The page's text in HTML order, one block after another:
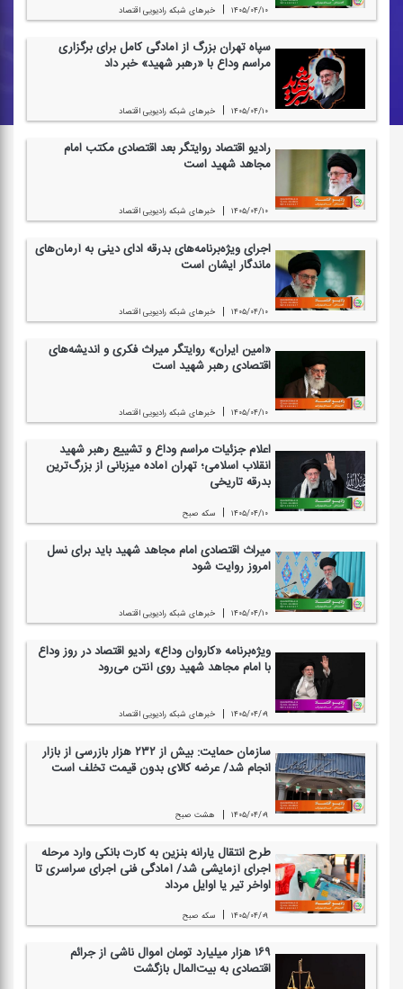
۱۴۰۵/۰۴/۱۰ | خبرهای شبكه رادیویی اقتصاد
سپاه تهران بزرگ از آمادگی كامل برای برگزاری
مراسم وداع با «رهبر شهید» خبر داد
۱۴۰۵/۰۴/۱۰ | خبرهای شبكه رادیویی اقتصاد
رادیو اقتصاد روایتگر بعد اقتصادی مكتب امام
مجاهد شهید است
۱۴۰۵/۰۴/۱۰ | خبرهای شبكه رادیویی اقتصاد
اجرای ویژه‌برنامه‌های بدرقه ادای دینی به آرمان‌های
ماندگار ایشان است
۱۴۰۵/۰۴/۱۰ | خبرهای شبكه رادیویی اقتصاد
«امین ایران» روایتگر میراث فكری و اندیشه‌های
اقتصادی رهبر شهید است
۱۴۰۵/۰۴/۱۰ | خبرهای شبكه رادیویی اقتصاد
اعلام جزئیات مراسم وداع و تشییع رهبر شهید
انقلاب اسلامی؛ تهران آماده میزبانی از بزرگ‌ترین
بدرقه تاریخی
۱۴۰۵/۰۴/۱۰ | سكه صبح
میراث اقتصادی امام مجاهد شهید باید برای نسل
امروز روایت شود
۱۴۰۵/۰۴/۱۰ | خبرهای شبكه رادیویی اقتصاد
ویژه‌برنامه «كاروان وداع» رادیو اقتصاد در روز وداع
با امام مجاهد شهید روی آنتن می‌رود
۱۴۰۵/۰۴/۰۹ | خبرهای شبكه رادیویی اقتصاد
سازمان حمایت: بیش از ۲۳۲ هزار بازرسی از بازار
انجام شد/ عرضه كالای بدون قیمت تخلف است
۱۴۰۵/۰۴/۰۹ | هشت صبح
طرح انتقال یارانه بنزین به كارت بانكی وارد مرحله
اجرای آزمایشی شد/ آمادگی فنی اجرای سراسری تا
اواخر تیر یا اوایل مرداد
۱۴۰۵/۰۴/۰۹ | سكه صبح
۱۶۹ هزار میلیارد تومان اموال ناشی از جرائم
اقتصادی به بیت‌المال بازگشت